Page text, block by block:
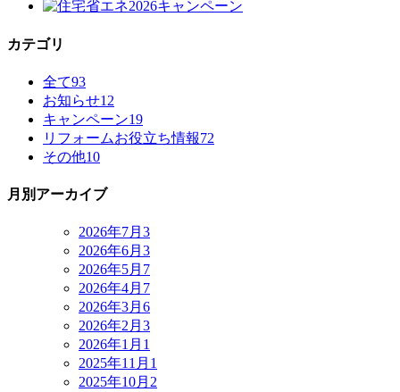
カテゴリ
全て93
お知らせ12
キャンペーン19
リフォームお役立ち情報72
その他10
月別アーカイブ
2026年7月 3
2026年6月 3
2026年5月 7
2026年4月 7
2026年3月 6
2026年2月 3
2026年1月 1
2025年11月 1
2025年10月 2